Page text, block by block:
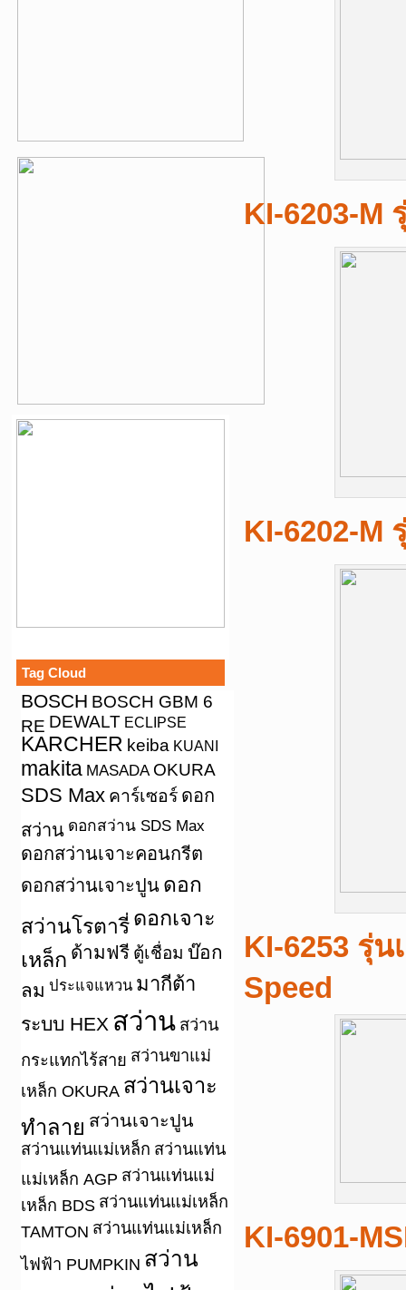
Tag Cloud
BOSCH BOSCH GBM 6
RE DEWALT ECLIPSE
KARCHER keiba KUANI
makita MASADA OKURA
SDS Max คาร์เซอร์ ดอก
สว่าน ดอกสว่าน SDS Max
ดอกสว่านเจาะคอนกรีต
ดอกสว่านเจาะปูน ดอก
สว่านโรตารี่ ดอกเจาะ
เหล็ก ด้ามฟรี ตู้เชื่อม บ๊อก
ลม ประแจแหวน มากีต้า
ระบบ HEX สว่าน สว่าน
กระแทกไร้สาย สว่านขาแม่
เหล็ก OKURA สว่านเจาะ
ทำลาย สว่านเจาะปูน
สว่านแท่นแม่เหล็ก สว่านแท่น
แม่เหล็ก AGP สว่านแท่นแม่
เหล็ก BDS สว่านแท่นแม่เหล็ก
TAMTON สว่านแท่นแม่เหล็ก
ไฟฟ้า PUMPKIN สว่าน
KI-6203-M
KI-6202-M
KI-6253 รุ่น
Speed
KI-6901-